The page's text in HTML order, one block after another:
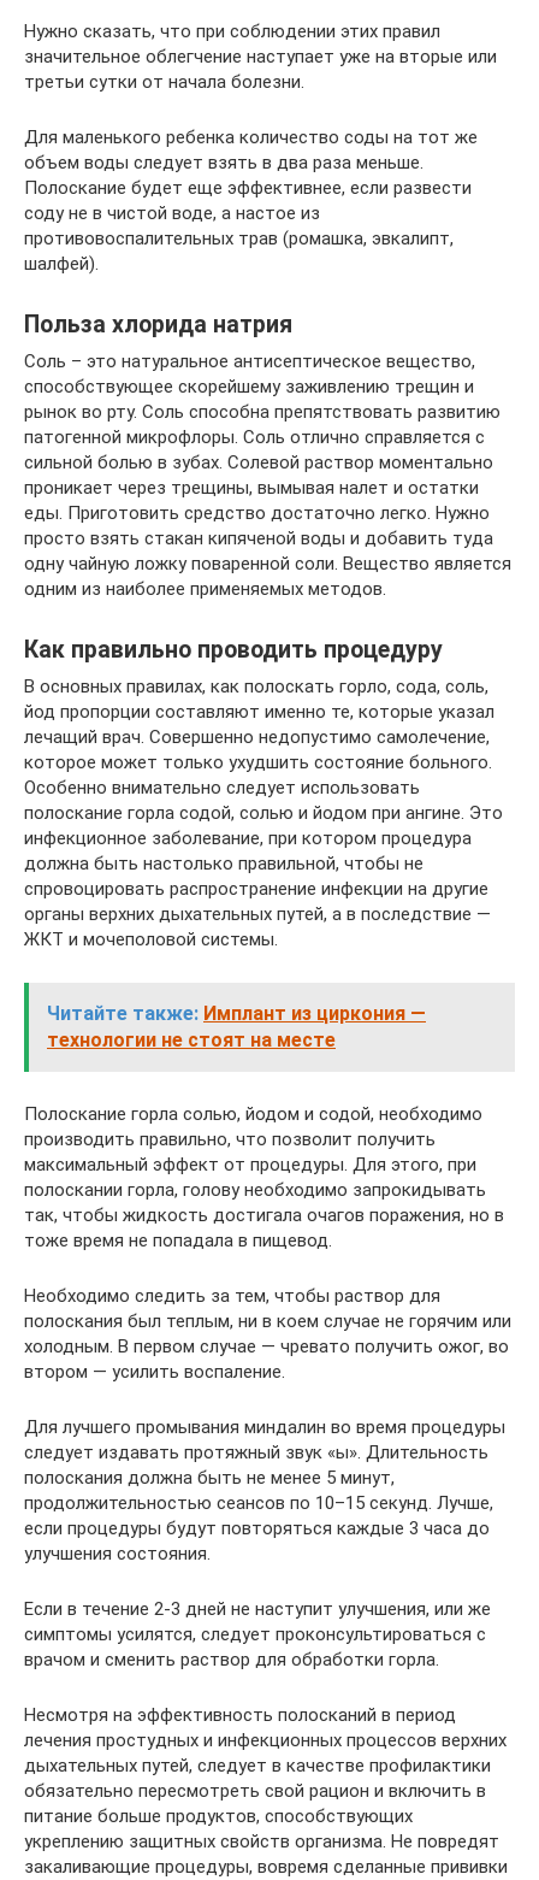
Нужно сказать, что при соблюдении этих правил
значительное облегчение наступает уже на вторые или
третьи сутки от начала болезни.
Для маленького ребенка количество соды на тот же
объем воды следует взять в два раза меньше.
Полоскание будет еще эффективнее, если развести
соду не в чистой воде, а настое из
противовоспалительных трав (ромашка, эвкалипт,
шалфей).
Польза хлорида натрия
Соль – это натуральное антисептическое вещество,
способствующее скорейшему заживлению трещин и
рынок во рту. Соль способна препятствовать развитию
патогенной микрофлоры. Соль отлично справляется с
сильной болью в зубах. Солевой раствор моментально
проникает через трещины, вымывая налет и остатки
еды. Приготовить средство достаточно легко. Нужно
просто взять стакан кипяченой воды и добавить туда
одну чайную ложку поваренной соли. Вещество является
одним из наиболее применяемых методов.
Как правильно проводить процедуру
В основных правилах, как полоскать горло, сода, соль,
йод пропорции составляют именно те, которые указал
лечащий врач. Совершенно недопустимо самолечение,
которое может только ухудшить состояние больного.
Особенно внимательно следует использовать
полоскание горла содой, солью и йодом при ангине. Это
инфекционное заболевание, при котором процедура
должна быть настолько правильной, чтобы не
спровоцировать распространение инфекции на другие
органы верхних дыхательных путей, а в последствие —
ЖКТ и мочеполовой системы.
Читайте также: Имплант из циркония —
технологии не стоят на месте
Полоскание горла солью, йодом и содой, необходимо
производить правильно, что позволит получить
максимальный эффект от процедуры. Для этого, при
полоскании горла, голову необходимо запрокидывать
так, чтобы жидкость достигала очагов поражения, но в
тоже время не попадала в пищевод.
Необходимо следить за тем, чтобы раствор для
полоскания был теплым, ни в коем случае не горячим или
холодным. В первом случае — чревато получить ожог, во
втором — усилить воспаление.
Для лучшего промывания миндалин во время процедуры
следует издавать протяжный звук «ы». Длительность
полоскания должна быть не менее 5 минут,
продолжительностью сеансов по 10–15 секунд. Лучше,
если процедуры будут повторяться каждые 3 часа до
улучшения состояния.
Если в течение 2-3 дней не наступит улучшения, или же
симптомы усилятся, следует проконсультироваться с
врачом и сменить раствор для обработки горла.
Несмотря на эффективность полосканий в период
лечения простудных и инфекционных процессов верхних
дыхательных путей, следует в качестве профилактики
обязательно пересмотреть свой рацион и включить в
питание больше продуктов, способствующих
укреплению защитных свойств организма. Не повредят
закаливающие процедуры, вовремя сделанные прививки